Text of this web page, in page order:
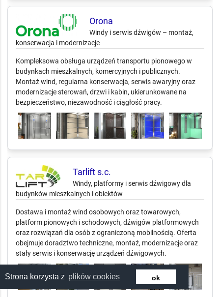
Strona korzysta z plików cookies ok
Orona
Windy i serwis dźwigów – montaż,
konserwacja i modernizacje
Kompleksowa obsługa urządzeń transportu pionowego w
budynkach mieszkalnych, komercyjnych i publicznych.
Montaż wind, regularna konserwacja, serwis awaryjny oraz
modernizacje sterowań, drzwi i kabin, ukierunkowane na
bezpieczeństwo, niezawodność i ciągłość pracy.
Tarlift s.c.
Windy, platformy i serwis dźwigowy dla
budynków mieszkalnych i obiektów
Dostawa i montaż wind osobowych oraz towarowych,
platform pionowych i schodowych, dźwigów platformowych
oraz rozwiązań dla osób z ograniczoną mobilnością. Oferta
obejmuje doradztwo techniczne, montaż, modernizacje oraz
stały serwis i konserwację urządzeń dźwigowych.